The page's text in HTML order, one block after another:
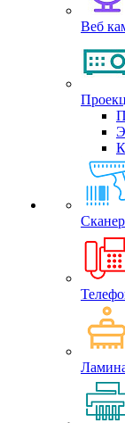
Веб